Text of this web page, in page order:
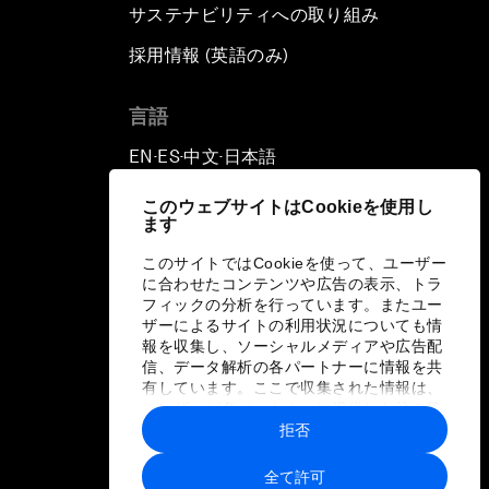
このウェブサイトはCookieを使用し
ます
このサイトではCookieを使って、ユーザー
に合わせたコンテンツや広告の表示、トラ
フィックの分析を行っています。またユー
ザーによるサイトの利用状況についても情
報を収集し、ソーシャルメディアや広告配
信、データ解析の各パートナーに情報を共
有しています。ここで収集された情報は、
ユーザーが各パートナーに提供した他の情
報や各パートナーのサービスを使用した際
に収集された情報と組み合わされ、各パー
トナーによって使用されることがありま
全て許可
拒否
サステナビリティへの取り組み
採用情報 (英語のみ)
言語
EN ▪ ES▪中文▪ 日本語